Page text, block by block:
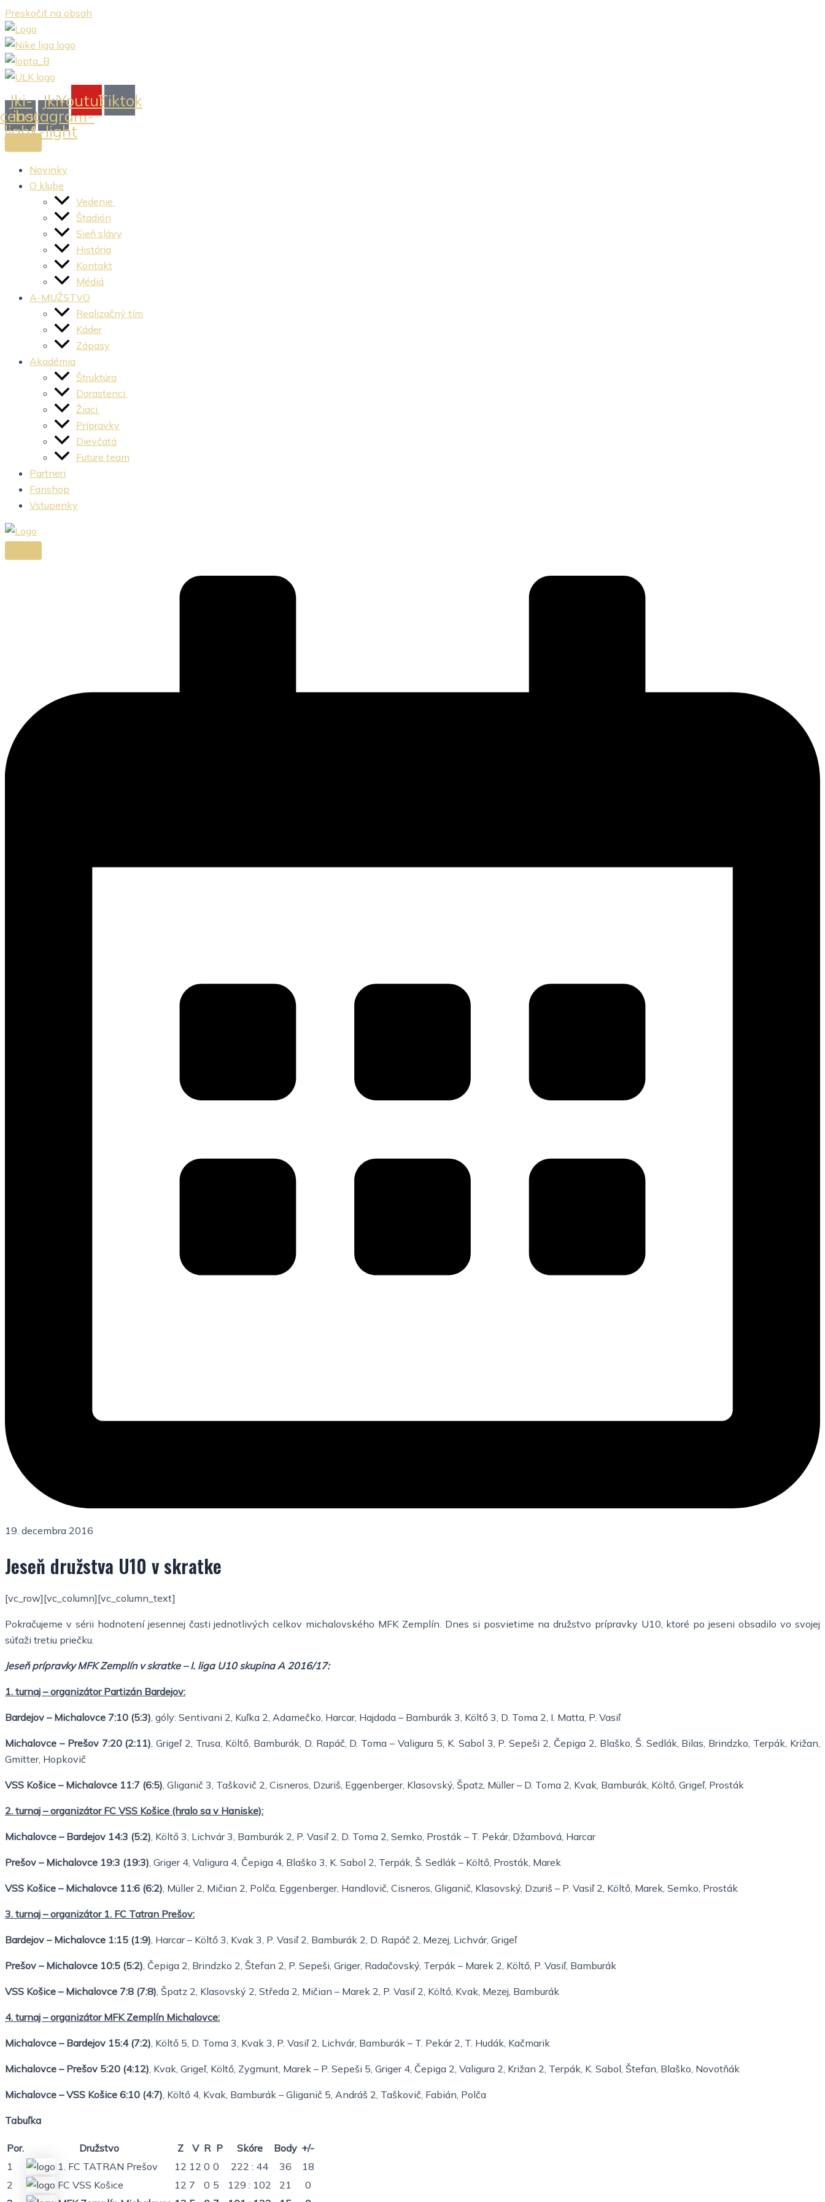
Preskočiť na obsah
Jki-
light
Jki-
instagram-
1-light
YoutubeTiktok
Novinky
O klube
Vedenie
Štadión
Sieň slávy
História
Kontakt
Médiá
A-MUŽSTVO
Realizačný tím
Káder
Zápasy
Akadémia
Štruktúra
Dorastenci
Žiaci
Prípravky
Dievčatá
Future team
Partneri
Fanshop
Vstupenky
19. decembra 2016
Jeseň družstva U10 v skratke
[vc_row][vc_column][vc_column_text]
Pokračujeme v sérii hodnotení jesennej časti jednotlivých celkov michalovského MFK Zemplín. Dnes si posvietime na družstvo prípravky U10, ktoré po jeseni obsadilo vo svojej
súťaži tretiu priečku.
Jeseň prípravky MFK Zemplín v skratke – I. liga U10 skupina A 2016/17:
1. turnaj – organizátor Partizán Bardejov:
Bardejov – Michalovce 7:10 (5:3) , góly: Sentivani 2, Kuľka 2, Adamečko, Harcar, Hajdada – Bamburák 3, Költő 3, D. Toma 2, I. Matta, P. Vasiľ
Michalovce – Prešov 7:20 (2:11) , Grigeľ 2, Trusa, Költő, Bamburák, D. Rapáč, D. Toma – Valigura 5, K. Sabol 3, P. Sepeši 2, Čepiga 2, Blaško, Š. Sedlák, Bilas, Brindzko, Terpák, Križan,
Gmitter, Hopkovič
VSS Košice – Michalovce 11:7 (6:5) , Gliganič 3, Taškovič 2, Cisneros, Dzuriš, Eggenberger, Klasovský, Špatz, Müller – D. Toma 2, Kvak, Bamburák, Költő, Grigeľ, Prosták
2. turnaj – organizátor FC VSS Košice (hralo sa v Haniske):
Michalovce – Bardejov 14:3 (5:2) , Költő 3, Lichvár 3, Bamburák 2, P. Vasiľ 2, D. Toma 2, Semko, Prosták – T. Pekár, Džambová, Harcar
Prešov – Michalovce 19:3 (19:3) , Griger 4, Valigura 4, Čepiga 4, Blaško 3, K. Sabol 2, Terpák, Š. Sedlák – Költő, Prosták, Marek
VSS Košice – Michalovce 11:6 (6:2) , Müller 2, Mičian 2, Polča, Eggenberger, Handlovič, Cisneros, Gliganič, Klasovský, Dzuriš – P. Vasiľ 2, Költő, Marek, Semko, Prosták
3. turnaj – organizátor 1. FC Tatran Prešov:
Bardejov – Michalovce 1:15 (1:9) , Harcar – Költő 3, Kvak 3, P. Vasiľ 2, Bamburák 2, D. Rapáč 2, Mezej, Lichvár, Grigeľ
Prešov – Michalovce 10:5 (5:2) , Čepiga 2, Brindzko 2, Štefan 2, P. Sepeši, Griger, Radačovský, Terpák – Marek 2, Költő, P. Vasiľ, Bamburák
VSS Košice – Michalovce 7:8 (7:8) , Špatz 2, Klasovský 2, Středa 2, Mičian – Marek 2, P. Vasiľ 2, Költő, Kvak, Mezej, Bamburák
4. turnaj – organizátor MFK Zemplín Michalovce:
Michalovce – Bardejov 15:4 (7:2) , Költő 5, D. Toma 3, Kvak 3, P. Vasiľ 2, Lichvár, Bamburák – T. Pekár 2, T. Hudák, Kačmarik
Michalovce – Prešov 5:20 (4:12) , Kvak, Grigeľ, Költő, Zygmunt, Marek – P. Sepeši 5, Griger 4, Čepiga 2, Valigura 2, Križan 2, Terpák, K. Sabol, Štefan, Blaško, Novotňák
Michalovce – VSS Košice 6:10 (4:7) , Költő 4, Kvak, Bamburák – Gliganič 5, Andráš 2, Taškovič, Fabián, Polča
Tabuľka
Por. Družstvo Z V R P Skóre Body +/-
1
1. FC TATRAN Prešov 12 12 0 0 222 : 44 36
18
2
FC VSS Košice 12 7 0 5 129 : 102 21
0